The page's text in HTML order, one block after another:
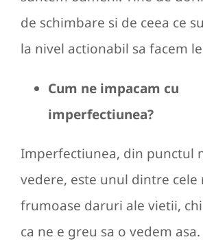
de schimbare si de ceea ce
la nivel actionabil sa facem
Cum ne impacam cu
imperfectiunea?
Imperfectiunea, din punctul
vedere, este unul dintre cele
frumoase daruri ale vietii,
ca ne e greu sa o vedem